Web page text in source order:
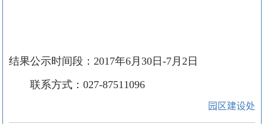
结果公示时间段： 2017年6 月 30日-7 月 2 日
联系方式： 027-87511096
园区建设处